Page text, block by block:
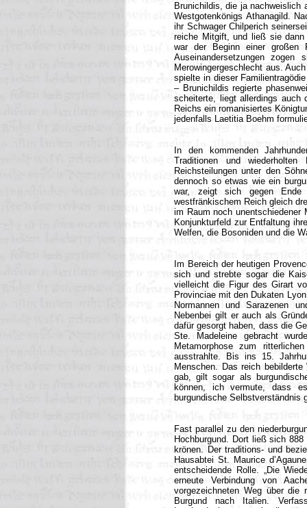
Brunichildis, die ja nachweislich
Westgotenkönigs Athanagild.
ihr Schwager Chilperich
reiche Mitgift, und ließ sie dann
war der Beginn einer großen
Auseinandersetzungen
Merowingergeschlecht aus.
spielte in dieser
– Brunichildis regierte
scheiterte, liegt allerdings auch
Reichs ein romanisiertes
jedenfalls Laetitia Boehm
In den kommenden
Traditionen und wiederholten
Reichsteilungen unter den
dennoch so etwas wie ein
war, zeigt sich gegen
westfränkischem Reich gleich
im Raum noch unentschiedener
Konjunkturfeld zur Entfaltung
Welfen, die Bosoniden und die
Im Bereich der heutigen
sich und strebte sogar die
vielleicht die Figur des Girart
Provinciae mit den Dukaten
Normannen und Sarazenen
Nebenbei gilt er auch als
dafür gesorgt haben, dass die
Ste. Madeleine gebracht
Metamorphose zum
ausstrahlte. Bis ins 15.
Menschen. Das reich
gab, gilt sogar als
können, ich vermute, dass
burgundische Selbstverständnis
Fast parallel zu den
Hochburgund. Dort ließ sich
krönen. Der traditions- und
Hausabtei St. Maurice
entscheidende Rolle. „Die
erneute Verbindung von
vorgezeichneten Weg über die
Burgund nach Italien.